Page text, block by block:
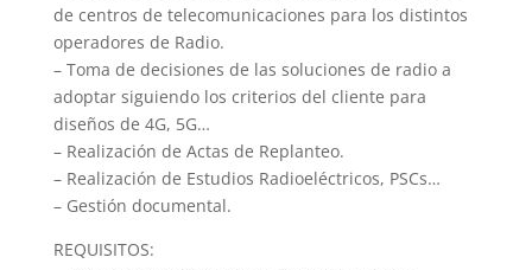
de centros de telecomunicaciones para los distintos
operadores de Radio.
– Toma de decisiones de las soluciones de radio a
adoptar siguiendo los criterios del cliente para
diseños de 4G, 5G…
– Realización de Actas de Replanteo.
– Realización de Estudios Radioeléctricos, PSCs…
– Gestión documental.
REQUISITOS: